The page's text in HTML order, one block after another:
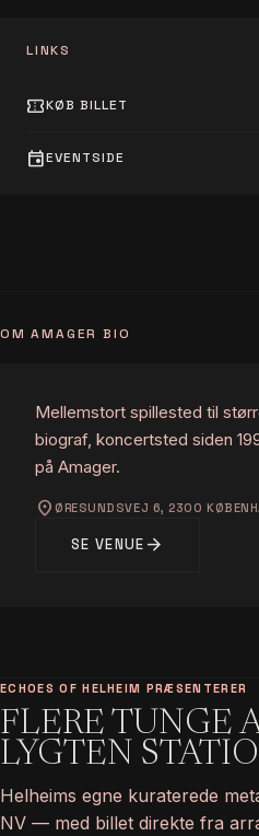
LINKS
confirmation_numberKØB BILLET
eventEVENTSIDE
OM AMAGER BIO
Mellemstort spillested til
biograf, koncertsted siden
på Amager.
location_on ØRESUNDSVEJ 6, 2300
SE VENUE arrow_forward
ECHOES OF HELHEIM PRÆSENTERER
FLERE TUNGE
LYGTEN
Helheims egne kuraterede
NV — med billet direkte fra